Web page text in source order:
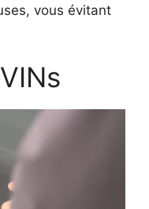
vous évitant